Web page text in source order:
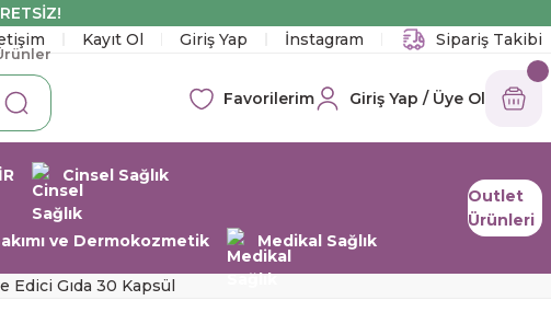
Kayıt Ol Giriş Yap İnstagram Sipariş Takibi
Favorilerim Giriş Yap / Üye Ol
Cinsel Sağlık
ve Dermokozmetik Medikal Sağlık
Outlet
Ürünleri
Gıda 30 Kapsül